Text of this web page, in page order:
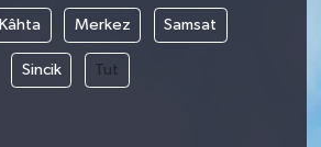
Kâhta Merkez Samsat
Sincik Tut